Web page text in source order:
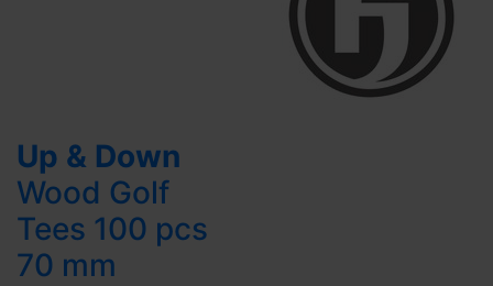
Up & Down
Wood Golf
Tees 100 pcs
70 mm